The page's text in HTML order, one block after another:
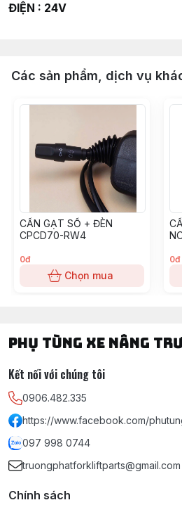
ĐIỆN : 24V
Các sản phẩm, dịch vụ
CẦN GẠT SỐ + ĐÈN
CPCD70-RW4
0đ
Chọn mua
0đ
PHỤ TÙNG XE NÂNG
Kết nối với chúng tôi
0906.482.335
https://www.facebook.com/
097 998 0744
truongphatforkliftparts@gmail.com
Chính sách